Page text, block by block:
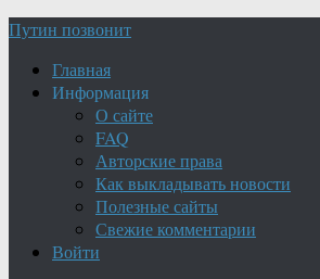
Путин позвонит
Главная
Информация
О сайте
FAQ
Авторские права
Как выкладывать новости
Полезные сайты
Свежие комментарии
Войти